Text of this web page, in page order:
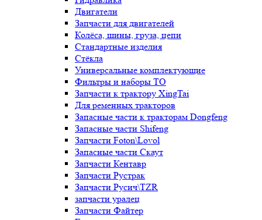
Двигатели
Запчасти для двигателей
Колёса, шины, груза, цепи
Стандартные изделия
Стёкла
Универсальные комплектующие
Фильтры и наборы ТО
Запчасти к трактору XingTai
Для ременных тракторов
Запасные части к тракторам Dongfeng
Запасные части Shifeng
Запчасти Foton\Lovol
Запасные части Скаут
Запчасти Кентавр
Запчасти Рустрак
Запчасти Русич\TZR
запчасти уралец
Запчасти Файтер